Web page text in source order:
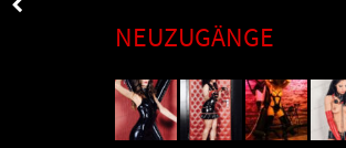
NEUZUGÄNGE